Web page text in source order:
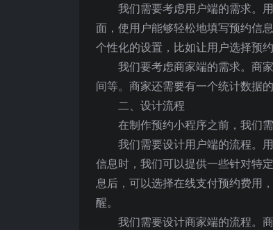
我们需要考虑用户端的需求。
面，使用户能够轻松地填写预约信
个性化的设置，比如让用户选择预约
我们要考虑商家端的需求。商
间等。商家还需要有一个统计数据
二、设计流程
在制作预约小程序之前，我们
我们需要设计用户端的流程。
信息时，我们可以提供一些针对特
息后，可以选择在线支付预约费用
醒。
我们需要设计商家端的流程。